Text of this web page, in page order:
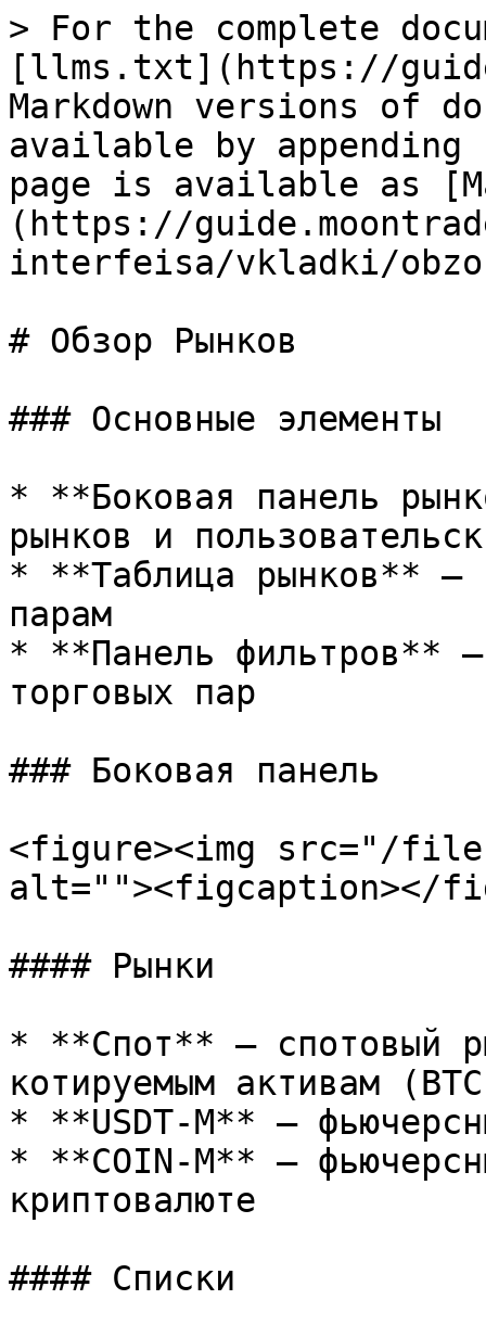
> For the complete
[llms.txt](https://
Markdown versions of
available by
page is available as
(https://
interfeisa/vkladki/
# Обзор Рынков
### Основные элементы
* **Боковая панель
рынков и
* **Таблица рынков** —
парам
* **Панель фильтров**
торговых пар
### Боковая панель
<figure><img src="/files/
alt=""><figcaption></
#### Рынки
* **Спот** — спотовый
котируемым активам
* **USDT-M** —
* **COIN-M** —
криптовалюте
#### Списки